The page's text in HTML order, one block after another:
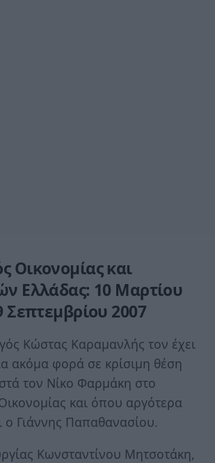
Οικονομίας και
Ελλάδας: 10 Μαρτίου
Σεπτεμβρίου 2007
Κώστας Καραμανλής τον έχει
ακόμα φορά σε κρίσιμη θέση
τον Νίκο Φαρμάκη στο
και όπου αργότερα
ο Γιάννης Παπαθανασίου.
Κωνσταντίνου Μητσοτάκη,